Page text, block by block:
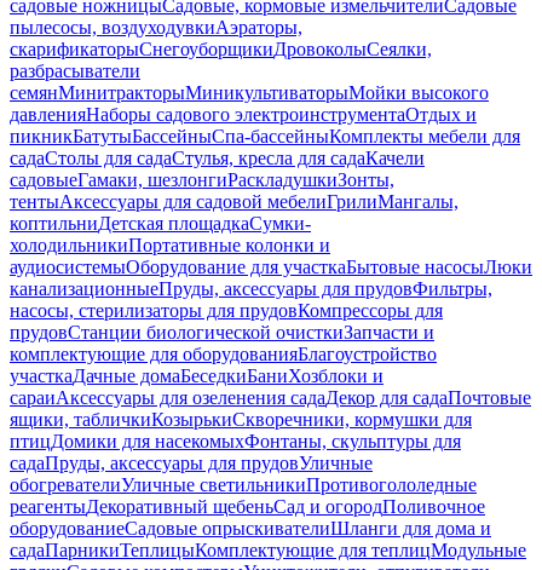
садовые ножницыСадовые, кормовые измельчителиСадовые
пылесосы, воздуходувкиАэраторы,
скарификаторыСнегоуборщикиДровоколыСеялки,
разбрасыватели
семянМинитракторыМиникультиваторыМойки высокого
давленияНаборы садового электроинструментаОтдых и
пикникБатутыБассейныСпа-бассейныКомплекты мебели для
садаСтолы для садаСтулья, кресла для садаКачели
садовыеГамаки, шезлонгиРаскладушкиЗонты,
тентыАксессуары для садовой мебелиГрилиМангалы,
коптильниДетская площадкаСумки-
холодильникиПортативные колонки и
аудиосистемыОборудование для участкаБытовые насосыЛюки
канализационныеПруды, аксессуары для прудовФильтры,
насосы, стерилизаторы для прудовКомпрессоры для
прудовСтанции биологической очисткиЗапчасти и
комплектующие для оборудованияБлагоустройство
участкаДачные домаБеседкиБаниХозблоки и
сараиАксессуары для озеленения садаДекор для садаПочтовые
ящики, табличкиКозырькиСкворечники, кормушки для
птицДомики для насекомыхФонтаны, скульптуры для
садаПруды, аксессуары для прудовУличные
обогревателиУличные светильникиПротивогололедные
реагентыДекоративный щебеньСад и огородПоливочное
оборудованиеСадовые опрыскивателиШланги для дома и
садаПарникиТеплицыКомплектующие для теплицМодульные